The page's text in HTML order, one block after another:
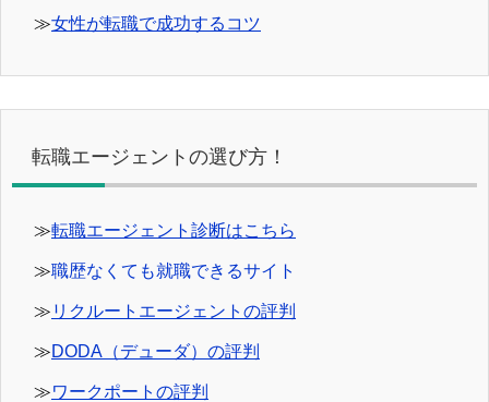
≫女性が転職で成功するコツ
転職エージェントの選び方！
≫転職エージェント診断はこちら
≫職歴なくても就職できるサイト
≫ リクルートエージェントの評判
≫DODA（デューダ）の評判
≫ワークポートの評判